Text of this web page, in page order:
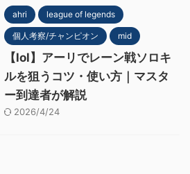
ahri league of legends
個人考察/チャンピオン mid
【lol】アーリでレーン戦ソロキ
ルを狙うコツ・使い方｜マスタ
ー到達者が解説
2026/4/24